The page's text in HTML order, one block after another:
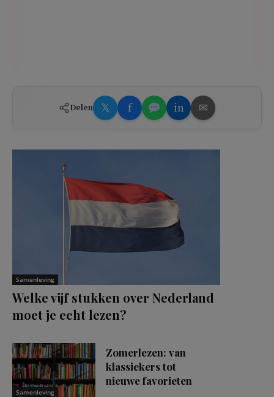
Delen 𝕏 f in ✉
Samenleving
Welke vijf stukken over Nederland
moet je echt lezen?
Samenleving
Zomerlezen: van
klassiekers tot
nieuwe favorieten